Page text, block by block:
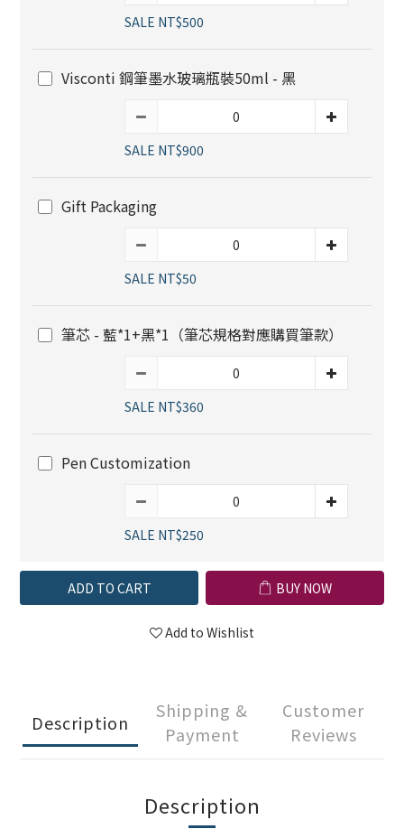
SALE NT$500
Visconti 鋼筆墨水玻璃瓶裝50ml - 黑
SALE NT$900
Gift Packaging
SALE NT$50
筆芯 - 藍*1+黑*1（筆芯規格對應購買筆款）
SALE NT$360
Pen Customization
SALE NT$250
ADD TO CART BUY NOW
Add to Wishlist
Description
Shipping &
Payment
Customer
Reviews
Description